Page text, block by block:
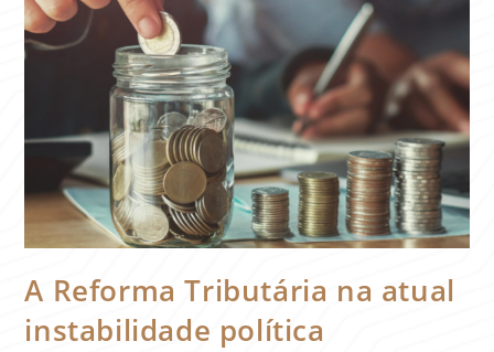
A Reforma Tributária na atual
instabilidade política